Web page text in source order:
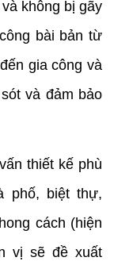
không bị gãy
bài bản từ
gia công và
và đảm bảo
thiết kế phù
phố, biệt thự,
cách (hiện
vị sẽ đề xuất